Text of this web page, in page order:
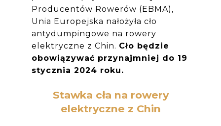
Producentów Rowerów (EBMA),
Unia Europejska nałożyła cło
antydumpingowe na rowery
elektryczne z Chin. Cło będzie
obowiązywać przynajmniej do 19
stycznia 2024 roku.
Stawka cła na rowery
elektryczne z Chin